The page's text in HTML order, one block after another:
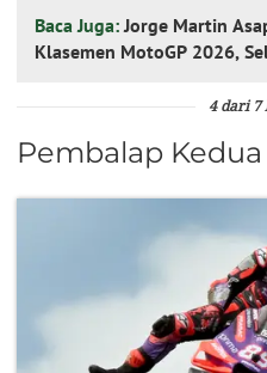
Baca Juga:Jorge Martin
Klasemen MotoGP 2026,
4 dari 7
Pembalap Kedua